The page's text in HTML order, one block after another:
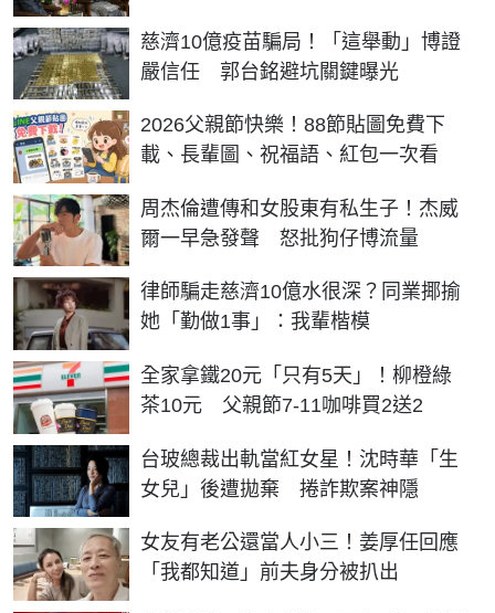
慈濟10億疫苗騙局！「這舉動」博證
嚴信任 郭台銘避坑關鍵曝光
2026父親節快樂！88節貼圖免費下
載、長輩圖、祝福語、紅包一次看
周杰倫遭傳和女股東有私生子！杰威
爾一早急發聲 怒批狗仔博流量
律師騙走慈濟10億水很深？同業揶揄
她「勤做1事」：我輩楷模
全家拿鐵20元「只有5天」！柳橙綠
茶10元 父親節7-11咖啡買2送2
台玻總裁出軌當紅女星！沈時華「生
女兒」後遭拋棄 捲詐欺案神隱
女友有老公還當人小三！姜厚任回應
「我都知道」前夫身分被扒出